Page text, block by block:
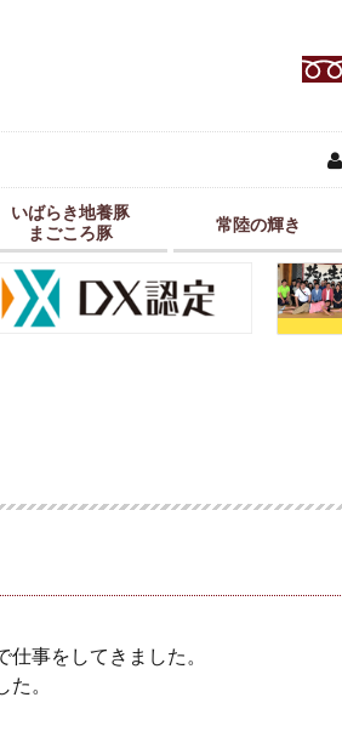
いばらき地養豚
まごころ豚
常陸の輝き
事をしてきました。
た。